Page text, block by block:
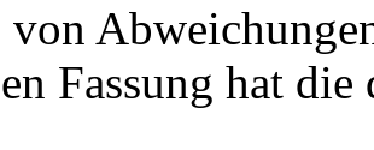
Fassung hat die